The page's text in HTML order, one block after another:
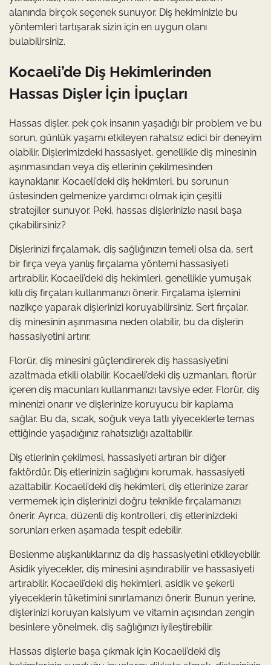
alanında birçok seçenek sunuyor. Diş hekiminizle bu
yöntemleri tartışarak sizin için en uygun olanı
bulabilirsiniz.
Kocaeli’de Diş Hekimlerinden
Hassas Dişler İçin İpuçları
Hassas dişler, pek çok insanın yaşadığı bir problem ve bu
sorun, günlük yaşamı etkileyen rahatsız edici bir deneyim
olabilir. Dişlerimizdeki hassasiyet, genellikle diş minesinin
aşınmasından veya diş etlerinin çekilmesinden
kaynaklanır. Kocaeli’deki diş hekimleri, bu sorunun
üstesinden gelmenize yardımcı olmak için çeşitli
stratejiler sunuyor. Peki, hassas dişlerinizle nasıl başa
çıkabilirsiniz?
Dişlerinizi fırçalamak, diş sağlığınızın temeli olsa da, sert
bir fırça veya yanlış fırçalama yöntemi hassasiyeti
artırabilir. Kocaeli’deki diş hekimleri, genellikle yumuşak
kıllı diş fırçaları kullanmanızı önerir. Fırçalama işlemini
nazikçe yaparak dişlerinizi koruyabilirsiniz. Sert fırçalar,
diş minesinin aşınmasına neden olabilir, bu da dişlerin
hassasiyetini artırır.
Florür, diş minesini güçlendirerek diş hassasiyetini
azaltmada etkili olabilir. Kocaeli’deki diş uzmanları, florür
içeren diş macunları kullanmanızı tavsiye eder. Florür, diş
minenizi onarır ve dişlerinize koruyucu bir kaplama
sağlar. Bu da, sıcak, soğuk veya tatlı yiyeceklerle temas
ettiğinde yaşadığınız rahatsızlığı azaltabilir.
Diş etlerinin çekilmesi, hassasiyeti artıran bir diğer
faktördür. Diş etlerinizin sağlığını korumak, hassasiyeti
azaltabilir. Kocaeli’deki diş hekimleri, diş etlerinize zarar
vermemek için dişlerinizi doğru teknikle fırçalamanızı
önerir. Ayrıca, düzenli diş kontrolleri, diş etlerinizdeki
sorunları erken aşamada tespit edebilir.
Beslenme alışkanlıklarınız da diş hassasiyetini etkileyebilir.
Asidik yiyecekler, diş minesini aşındırabilir ve hassasiyeti
artırabilir. Kocaeli’deki diş hekimleri, asidik ve şekerli
yiyeceklerin tüketimini sınırlamanızı önerir. Bunun yerine,
dişlerinizi koruyan kalsiyum ve vitamin açısından zengin
besinlere yönelmek, diş sağlığınızı iyileştirebilir.
Hassas dişlerle başa çıkmak için Kocaeli’deki diş